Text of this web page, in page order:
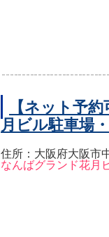
【ネット予
月ビル駐車場
住所：大阪府大阪市
なんばグランド花